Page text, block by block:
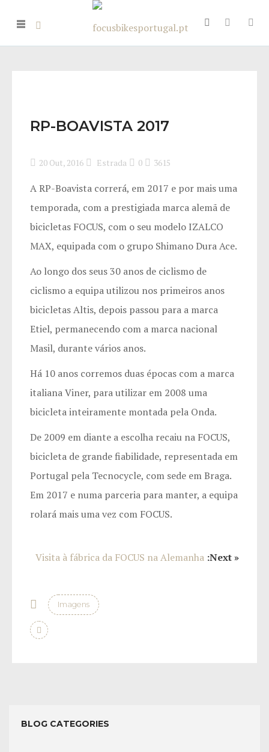
RP-BOAVISTA 2017
20 Out, 2016 Estrada 0 3615
A RP-Boavista correrá, em 2017 e por mais uma
temporada, com a prestigiada marca alemã de
bicicletas FOCUS, com o seu modelo IZALCO
MAX, equipada com o grupo Shimano Dura Ace.
Ao longo dos seus 30 anos de ciclismo de
ciclismo a equipa utilizou nos primeiros anos
bicicletas Altis, depois passou para a marca
Etiel, permanecendo com a marca nacional
Masil, durante vários anos.
Há 10 anos corremos duas épocas com a marca
italiana Viner, para utilizar em 2008 uma
bicicleta inteiramente montada pela Onda.
De 2009 em diante a escolha recaiu na FOCUS,
bicicleta de grande fiabilidade, representada em
Portugal pela Tecnocycle, com sede em Braga.
Em 2017 e numa parceria para manter, a equipa
rolará mais uma vez com FOCUS.
Visita à fábrica da FOCUS na Alemanha :Next »
Imagens
BLOG CATEGORIES